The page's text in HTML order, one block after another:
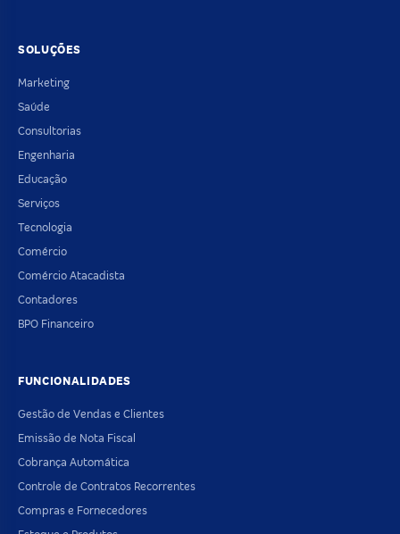
SOLUÇÕES
Marketing
Saúde
Consultorias
Engenharia
Educação
Serviços
Tecnologia
Comércio
Comércio Atacadista
Contadores
BPO Financeiro
FUNCIONALIDADES
Gestão de Vendas e Clientes
Emissão de Nota Fiscal
Cobrança Automática
Controle de Contratos Recorrentes
Compras e Fornecedores